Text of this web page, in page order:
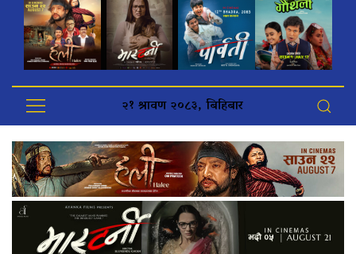
२१ श्रावण २०८३, बिहिबार